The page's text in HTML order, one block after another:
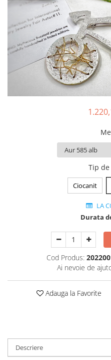
AN-TAN-TICHITAN
Tip
Ciocanit
LA
Durata
Cod Produs:
Ai nevoie de
Adauga la Favorite
Descriere